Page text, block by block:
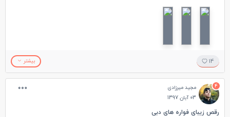
البهار و یا تراس نمایندگی اپل داره و حتی اگر تمایل داشتید میتونید
14 بیشتر
4
مجید میرزادی
03 آبان 1397
رقص زیبای فواره های دبی